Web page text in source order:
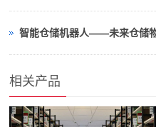
智能仓储机器人——未来仓储物
相关产品